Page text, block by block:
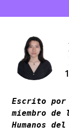
Escrito por
miembro de
Humanos